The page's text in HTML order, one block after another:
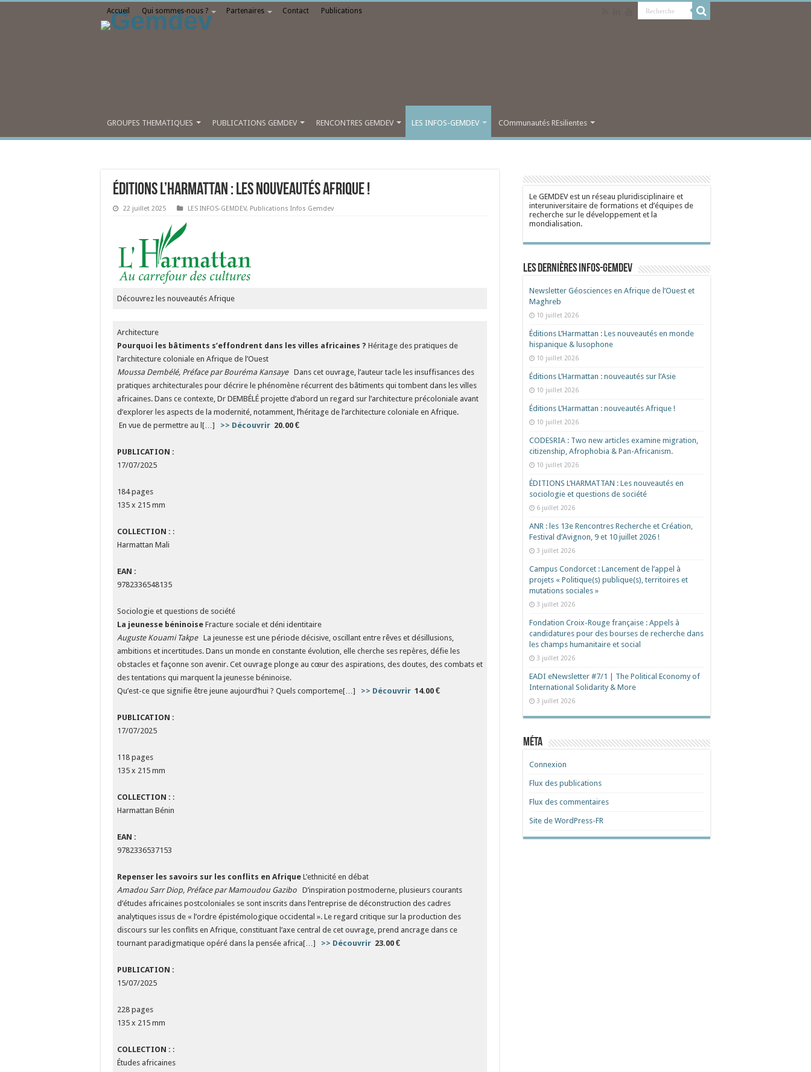
Accueil Qui sommes-nous ? Partenaires Contact Publications
GROUPES THEMATIQUES PUBLICATIONS GEMDEV RENCONTRES GEMDEV LES INFOS-GEMDEV COmmunautés REsilientes
Éditions L’Harmattan : les nouveautés Afrique !​
22 juillet 2025 LES INFOS-GEMDEV, Publications Infos Gemdev
Découvrez les nouveautés Afrique
Architecture
Pourquoi les bâtiments s’effondrent dans les villes africaines ? Héritage des pratiques de
l’architecture coloniale en Afrique de l’Ouest
Moussa Dembélé, Préface par Bouréma KansayeDans cet ouvrage, l’auteur tacle les insuffisances des
pratiques architecturales pour décrire le phénomène récurrent des bâtiments qui tombent dans les villes
africaines. Dans ce contexte, Dr DEMBÉLÉ projette d’abord un regard sur l’architecture précoloniale avant
d’explorer les aspects de la modernité, notamment, l’héritage de l’architecture coloniale en Afrique.
En vue de permettre au l[…] >> Découvrir 20.00 €
PUBLICATION :
17/07/2025
184 pages
135 x 215 mm
COLLECTION : :
Harmattan Mali
EAN :
9782336548135
Sociologie et questions de société
La jeunesse béninoise Fracture sociale et déni identitaire
Auguste Kouami TakpeLa jeunesse est une période décisive, oscillant entre rêves et désillusions,
ambitions et incertitudes. Dans un monde en constante évolution, elle cherche ses repères, défie les
obstacles et façonne son avenir. Cet ouvrage plonge au cœur des aspirations, des doutes, des combats et
des tentations qui marquent la jeunesse béninoise.
Qu’est-ce que signifie être jeune aujourd’hui ? Quels comporteme[…] >> Découvrir ​​​​​​​14.00 €
PUBLICATION :
17/07/2025
118 pages
135 x 215 mm
COLLECTION : :
Harmattan Bénin
EAN :
9782336537153
Repenser les savoirs sur les conflits en Afrique L’ethnicité en débat
Amadou Sarr Diop, Préface par Mamoudou Gazibo D’inspiration postmoderne, plusieurs courants
d’études africaines postcoloniales se sont inscrits dans l’entreprise de déconstruction des cadres
analytiques issus de « l’ordre épistémologique occidental ». Le regard critique sur la production des
discours sur les conflits en Afrique, constituant l’axe central de cet ouvrage, prend ancrage dans ce
tournant paradigmatique opéré dans la pensée africa[…] >> Découvrir 23.00 €
PUBLICATION :
15/07/2025
228 pages
135 x 215 mm
COLLECTION : :
Études africaines
Le GEMDEV est un réseau pluridisciplinaire et
interuniversitaire de formations et d’équipes de
recherche sur le développement et la
mondialisation.
Les dernières Infos-Gemdev
Newsletter Géosciences en Afrique de l’Ouest et
Maghreb
10 juillet 2026
Éditions L’Harmattan : Les nouveautés en monde
hispanique & lusophone
10 juillet 2026
Éditions L’Harmattan : nouveautés sur l’Asie
10 juillet 2026
Éditions L’Harmattan : nouveautés Afrique !​
10 juillet 2026
CODESRIA : Two new articles examine migration,
citizenship, Afrophobia & Pan-Africanism.
10 juillet 2026
ÉDITIONS L’HARMATTAN : Les nouveautés en
sociologie et questions de société
6 juillet 2026
ANR : les 13e Rencontres Recherche et Création,
Festival d’Avignon, 9 et 10 juillet 2026 !
3 juillet 2026
Campus Condorcet : Lancement de l’appel à
projets « Politique(s) publique(s), territoires et
mutations sociales »
3 juillet 2026
Fondation Croix-Rouge française : Appels à
candidatures pour des bourses de recherche dans
les champs humanitaire et social
3 juillet 2026
EADI eNewsletter #7/1 | The Political Economy of
International Solidarity & More
3 juillet 2026
Méta
Connexion
Flux des publications
Flux des commentaires
Site de WordPress-FR